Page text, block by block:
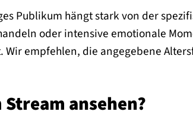
Publikum hängt stark von der
oder intensive emotionale
empfehlen, die angegebene
ansehen?